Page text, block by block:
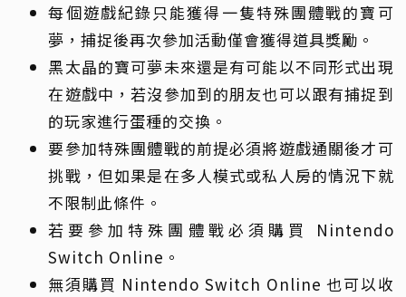
每個遊戲紀錄只能獲得一隻特殊團體戰的寶可
夢，捕捉後再次參加活動僅會獲得道具獎勵。
黑太晶的寶可夢未來還是有可能以不同形式出現
在遊戲中，若沒參加到的朋友也可以跟有捕捉到
的玩家進行蛋種的交換。
要參加特殊團體戰的前提必須將遊戲通關後才可
挑戰，但如果是在多人模式或私人房的情況下就
不限制此條件。
若要參加特殊團體戰必須購買 Nintendo
Switch Online。
無須購買 Nintendo Switch Online 也可以收